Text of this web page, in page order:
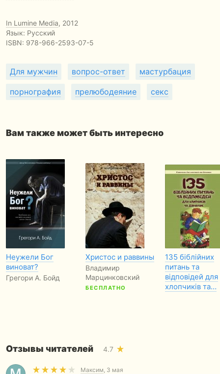
In Lumine Media, 2012
Язык: Русский
ISBN: 978-966-2593-07-5
Для мужчин вопрос-ответ мастурбация
порнография прелюбодеяние секс
Вам также может быть интересно
Неужели Бог
виноват?
Грегори А. Бойд
Христос и раввины
Владимир
Марцинковский
БЕСПЛАТНО
135 біблійних
питань та
відповідей для
хлопчиків та…
Отзывы читателей 4.7
Максим, 3 мая